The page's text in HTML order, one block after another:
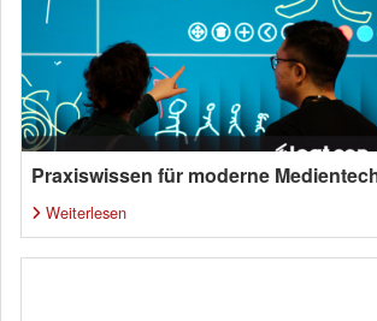
Praxiswissen für moderne
Weiterlesen